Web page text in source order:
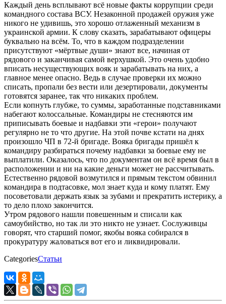
Каждый день всплывают всё новые факты коррупции среди
командного состава ВСУ. Незаконной продажей оружия уже
никого не удивишь, это хорошо отлаженный механизм в
украинской армии. К слову сказать, зарабатывают офицеры
буквально на всём. То, что в каждом подразделении
присутствуют «мёртвые души» знают все, начиная от
рядового и заканчивая самой верхушкой. Это очень удобно
вписать несуществующих вояк и зарабатывать на них, а
главное менее опасно. Ведь в случае проверки их можно
списать, пропали без вести или дезертировали, документы
готовятся заранее, так что никаких проблем.
Если копнуть глубже, то суммы, заработанные подставниками
набегают колоссальные. Командиры не стесняются им
приписывать боевые и надбавки эти «герои» получают
регулярно не то что другие. На этой почве кстати на днях
произошло ЧП в 72-й бригаде. Вояка бригады пришёл к
командиру разбираться почему надбавки за боевые ему не
выплатили. Оказалось, что по документам он всё время был в
расположении и ни на какие деньги может не рассчитывать.
Естественно рядовой возмутился и прямым текстом обвинил
командира в подтасовке, мол знает куда и кому платят. Ему
посоветовали держать язык за зубами и прекратить истерику, а
то дело плохо закончится.
Утром рядового нашли повешенным и списали как
самоубийство, но так ли это никто не узнает. Сослуживцы
говорят, что старший помог, якобы вояка собирался в
прокуратуру жаловаться вот его и ликвидировали.
CategoriesСтатьи